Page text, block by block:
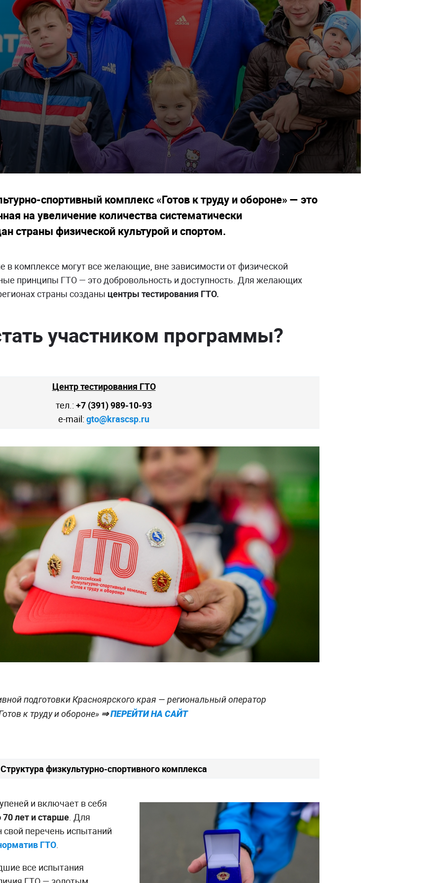
спортивный комплекс «Готов к труду и обороне» — это
на увеличение количества систематически
страны физической культурой и спортом.
в комплексе могут все желающие, вне зависимости от физической
принципы ГТО — это добровольность и доступность. Для желающих
страны созданы центры тестирования ГТО.
участником программы?
Центр тестирования ГТО
тел.: +7 (391) 989-10-93
e-mail: gto@krascsp.ru
подготовки Красноярского края — региональный оператор
к труду и обороне» ⇒ПЕРЕЙТИ НА САЙТ
Структура физкультурно-спортивного комплекса
и включает в себя
лет и старше. Для
перечень испытаний
ГТО.
все испытания